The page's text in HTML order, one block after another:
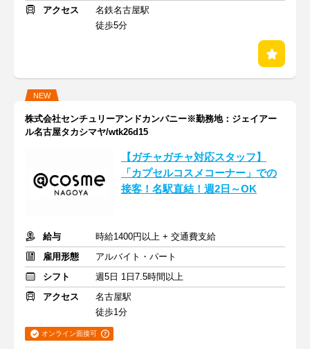
アクセス
名鉄名古屋駅
徒歩5分
NEW
株式会社センチュリーアンドカンパニー※勤務地：ジェイアー
ル名古屋タカシマヤ/wtk26d15
【ガチャガチャ対応スタッフ】
「カプセルコスメコーナー」での
接客！名駅直結！週2日～OK
給与
時給1400円以上 + 交通費支給
雇用形態
アルバイト・パート
シフト
週5日 1日7.5時間以上
アクセス
名古屋駅
徒歩1分
オンライン面接可